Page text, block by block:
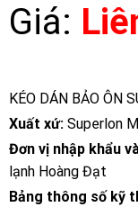
Giá:
KÉO DÁN BẢO ÔN
Xuất xứ:Superlon
Đơn vị nhập khẩu
lạnh Hoàng Đạt
Bảng thông số kỹ